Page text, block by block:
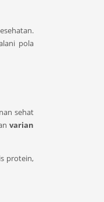
pola
sehat
varian
protein,